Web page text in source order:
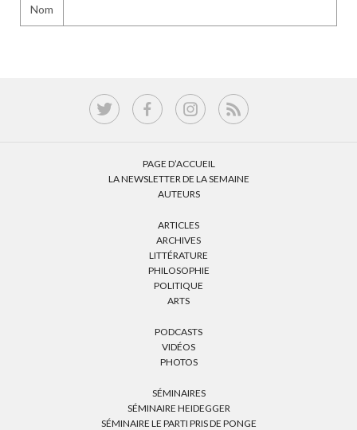
Nom
PAGE D’ACCUEIL
LA NEWSLETTER DE LA SEMAINE
AUTEURS
ARTICLES
ARCHIVES
LITTÉRATURE
PHILOSOPHIE
POLITIQUE
ARTS
PODCASTS
VIDÉOS
PHOTOS
SÉMINAIRES
SÉMINAIRE HEIDEGGER
SÉMINAIRE LE PARTI PRIS DE PONGE